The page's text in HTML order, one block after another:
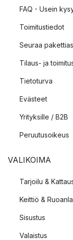
FAQ - Usein
Toimitustiedot
Seuraa
Tilaus- ja
Tietoturva
Evästeet
Yrityksille / B2B
Peruutusoikeus
VALIKOIMA
Tarjoilu &
Keittiö &
Sisustus
Valaistus